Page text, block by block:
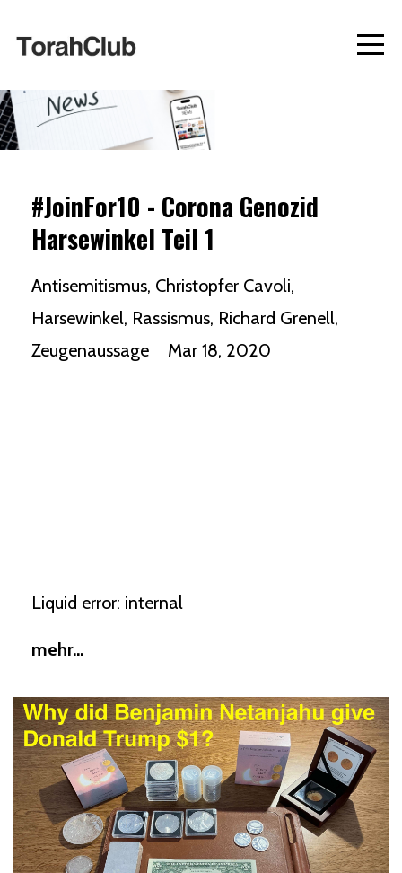
#JoinFor10 - Corona Genozid
Harsewinkel Teil 1
Antisemitismus Christopfer Cavoli
Harsewinkel Rassismus Richard Grenell
Zeugenaussage
Mar 18, 2020
Liquid error: internal
mehr...